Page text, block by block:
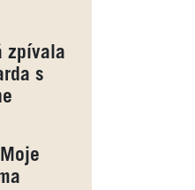
zpívala
s